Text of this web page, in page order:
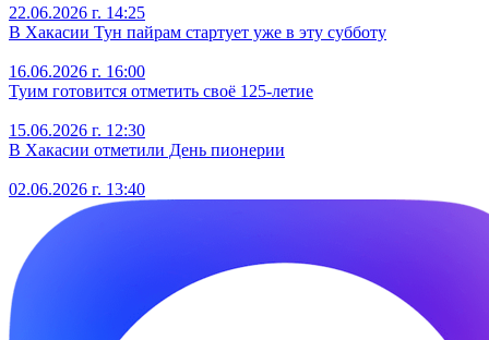
22.06.2026 г. 14:25
В Хакасии Тун пайрам стартует уже в эту субботу
16.06.2026 г. 16:00
Туим готовится отметить своё 125-летие
15.06.2026 г. 12:30
В Хакасии отметили День пионерии
02.06.2026 г. 13:40